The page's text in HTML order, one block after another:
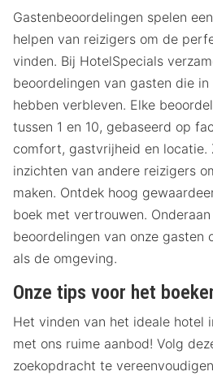
Gastenbeoordelingen spelen
helpen van reizigers om de
vinden. Bij HotelSpecials
beoordelingen van gasten die in
hebben verbleven. Elke
tussen 1 en 10, gebaseerd op
comfort, gastvrijheid en locatie.
inzichten van andere reizigers
maken. Ontdek hoog
boek met vertrouwen.
beoordelingen van onze gasten
als de omgeving.
Onze tips voor het
Het vinden van het ideale hotel
met ons ruime aanbod! Volg
zoekopdracht te